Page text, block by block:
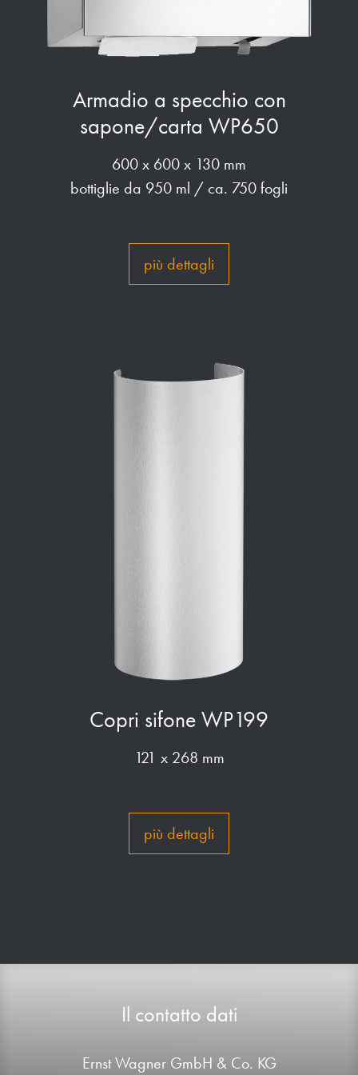
Armadio a specchio con
sapone/carta WP650
600 x 600 x 130 mm
bottiglie da 950 ml / ca. 750 fogli
più dettagli
Copri sifone WP199
121 x 268 mm
più dettagli
Il contatto dati
Ernst Wagner GmbH & Co. KG